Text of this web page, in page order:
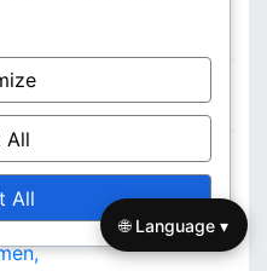
Inhoud Claims:
Inhoudstypen
Online
Accountkoppeling
Problemen:
All
All
🌐 Language ▾